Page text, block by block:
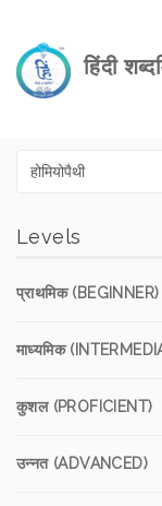
हिंदी
Levels
प्राथमिक (BEGINNER)
माध्यमिक
कुशल (PROFICIENT)
उन्नत (ADVANCED)